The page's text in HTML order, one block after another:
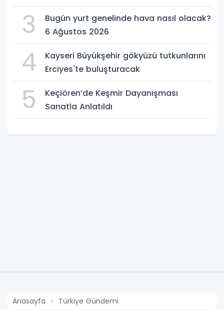
3
Bugün yurt genelinde hava nasıl olacak?
6 Ağustos 2026
4
Kayseri Büyükşehir gökyüzü tutkunlarını
Erciyes'te buluşturacak
5
Keçiören’de Keşmir Dayanışması
Sanatla Anlatıldı
Anasayfa Türkiye Gündemi